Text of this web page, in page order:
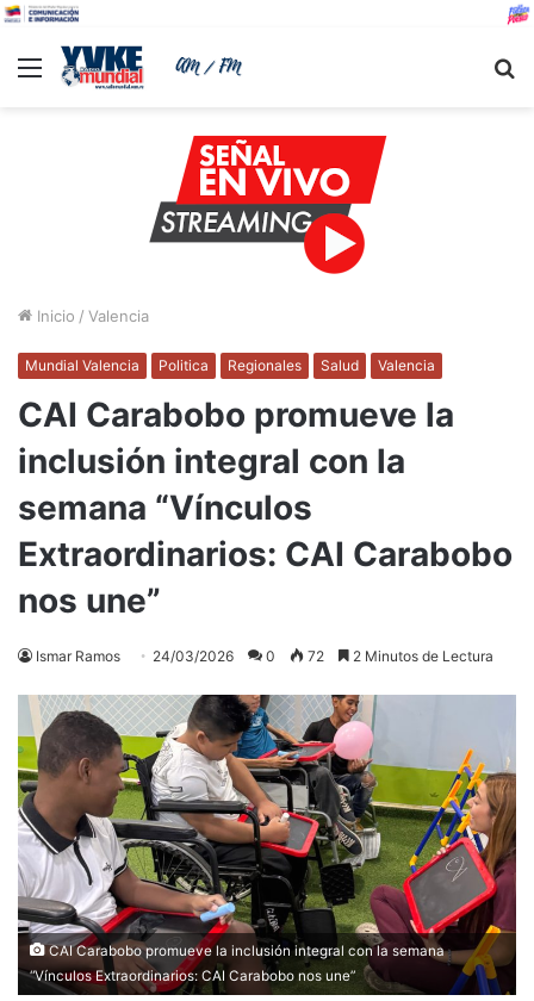
Menu
Inicio / Valencia
Mundial Valencia Politica Regionales Salud Valencia
CAI Carabobo promueve la
inclusión integral con la
semana “Vínculos
Extraordinarios: CAI Carabobo
nos une”
Ismar Ramos 24/03/2026 0 72 2 Minutos de Lectura
CAI Carabobo promueve la inclusión integral con la semana
“Vínculos Extraordinarios: CAI Carabobo nos une”